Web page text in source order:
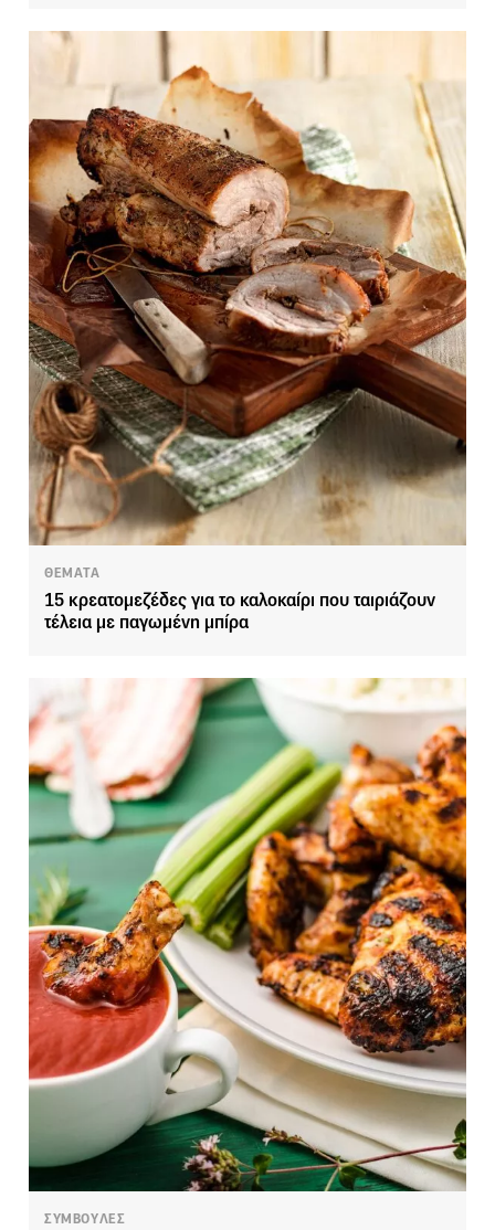
ΘΕΜΑΤΑ
15 κρεατομεζέδες για το καλοκαίρι που ταιριάζουν
τέλεια με παγωμένη μπίρα
ΣΥΜΒΟΥΛΕΣ